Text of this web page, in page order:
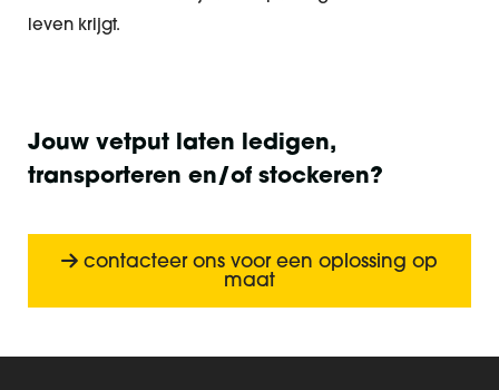
leven krijgt.
Jouw vetput laten ledigen,
transporteren en/of stockeren?
contacteer ons voor een oplossing op
maat